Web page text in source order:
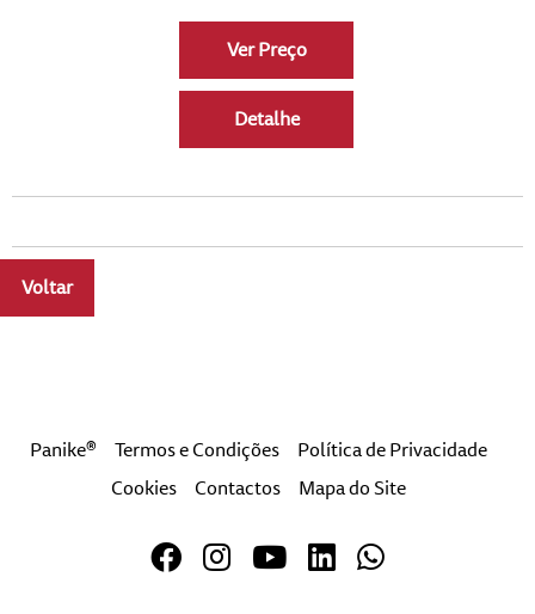
Ver Preço
Detalhe
Voltar
Panike® Termos e Condições
Política de Privacidade
Cookies
Contactos Mapa do Site